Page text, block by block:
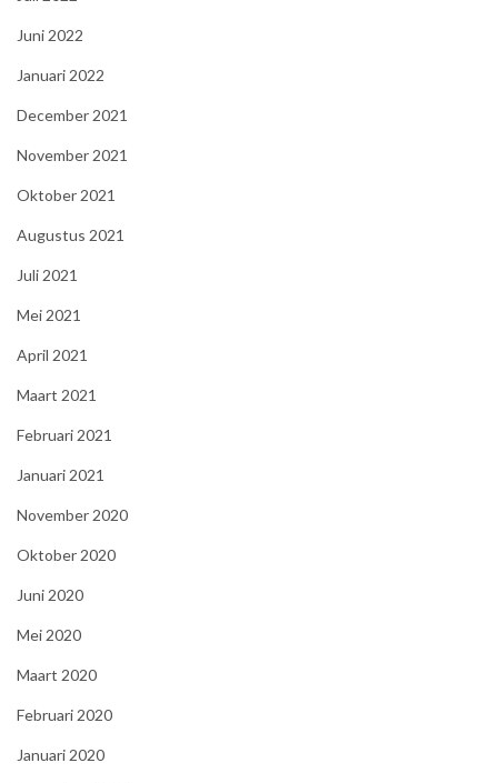
Juni 2022
Januari 2022
December 2021
November 2021
Oktober 2021
Augustus 2021
Juli 2021
Mei 2021
April 2021
Maart 2021
Februari 2021
Januari 2021
November 2020
Oktober 2020
Juni 2020
Mei 2020
Maart 2020
Februari 2020
Januari 2020